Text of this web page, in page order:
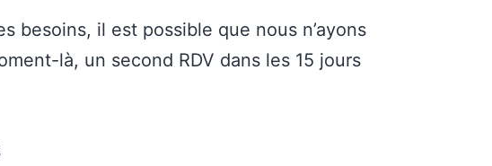
besoins, il est possible que nous n’ayons
là, un second RDV dans les 15 jours